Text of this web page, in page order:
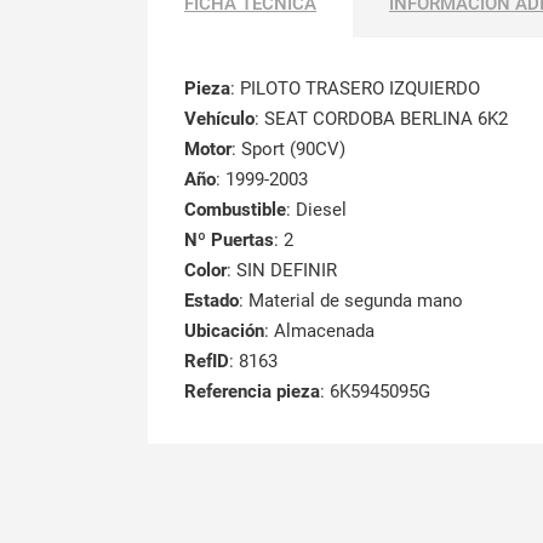
Pieza: PILOTO TRASERO IZQUIERDO
Vehículo: SEAT CORDOBA BERLINA 6K2
Motor: Sport (90CV)
Año: 1999-2003
Combustible: Diesel
Nº Puertas: 2
Color: SIN DEFINIR
Estado: Material de segunda mano
Ubicación: Almacenada
RefID: 8163
Referencia pieza: 6K5945095G